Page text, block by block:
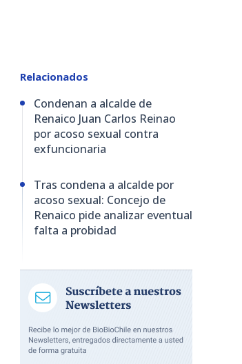
Relacionados
Condenan a alcalde de
Renaico Juan Carlos Reinao
por acoso sexual contra
exfuncionaria
Tras condena a alcalde por
acoso sexual: Concejo de
Renaico pide analizar eventual
falta a probidad